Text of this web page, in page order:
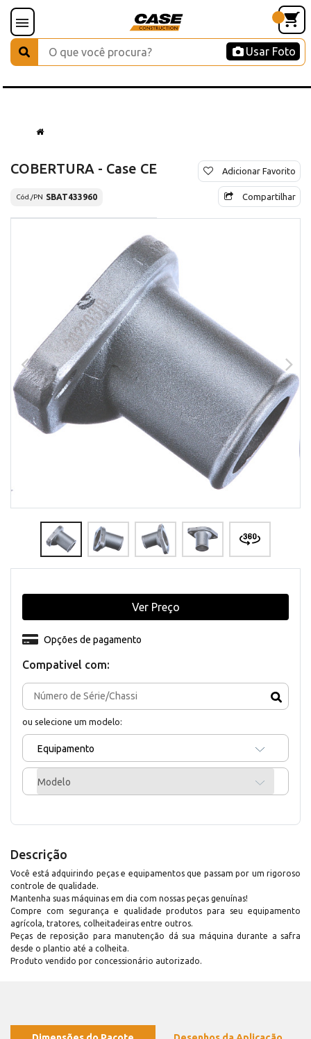
Usar Foto
COBERTURA - Case CE
Cód./PN SBAT433960
Adicionar Favorito
Compartilhar
Compativel com:
ou selecione um modelo:
Equipamento
Modelo
Opções de pagamento
Ver Preço
Descrição
Você está adquirindo peças e equipamentos que passam por um rigoroso
controle de qualidade.
Mantenha suas máquinas em dia com nossas peças genuínas!
Compre com segurança e qualidade produtos para seu equipamento
agrícola, tratores, colheitadeiras entre outros.
Peças de reposição para manutenção dá sua máquina durante a safra
desde o plantio até a colheita.
Produto vendido por concessionário autorizado.